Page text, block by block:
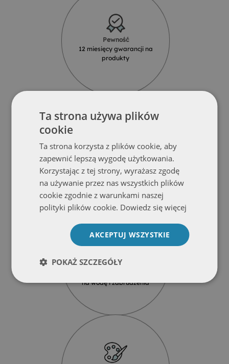
Pewność
12 miesięcy gwarancji na
produkty
Solidność
Produkty z najlepszych materiałów
od renomowanych dostawców
Wodoodporność
na wodę i zabrudzenia
Ta strona używa plików
cookie
Ta strona korzysta z plików cookie, aby
zapewnić lepszą wygodę użytkowania.
Korzystając z tej strony, wyrażasz zgodę
na używanie przez nas wszystkich plików
cookie zgodnie z warunkami naszej
polityki plików cookie. Dowiedz się więcej
AKCEPTUJ WSZYSTKIE
POKAŻ SZCZEGÓŁY